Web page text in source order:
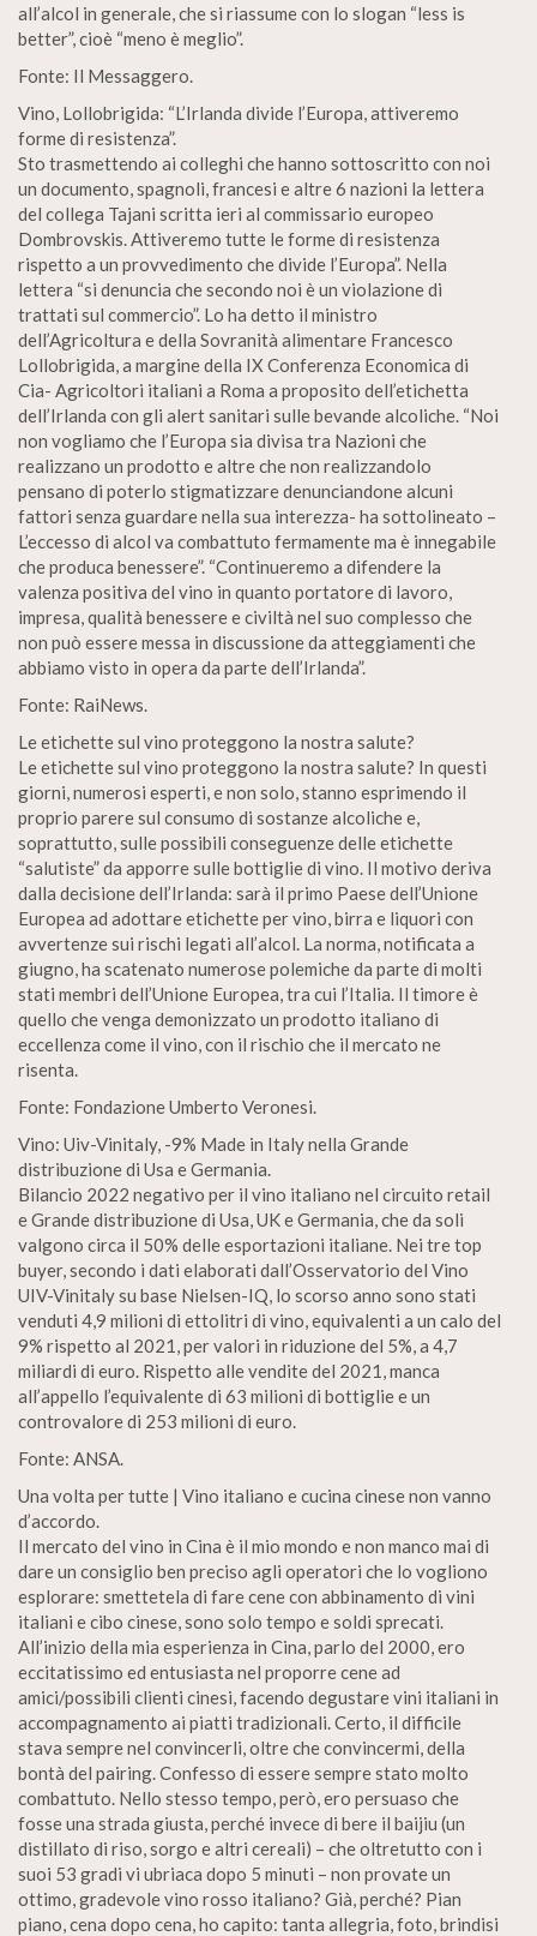
all’alcol in generale, che si riassume con lo slogan “less is
better”, cioè “meno è meglio”.
Fonte: Il Messaggero.
Vino, Lollobrigida: “L’Irlanda divide l’Europa, attiveremo
forme di resistenza”.
Sto trasmettendo ai colleghi che hanno sottoscritto con noi
un documento, spagnoli, francesi e altre 6 nazioni la lettera
del collega Tajani scritta ieri al commissario europeo
Dombrovskis. Attiveremo tutte le forme di resistenza
rispetto a un provvedimento che divide l’Europa”. Nella
lettera “si denuncia che secondo noi è un violazione di
trattati sul commercio”. Lo ha detto il ministro
dell’Agricoltura e della Sovranità alimentare Francesco
Lollobrigida, a margine della IX Conferenza Economica di
Cia- Agricoltori italiani a Roma a proposito dell’etichetta
dell’Irlanda con gli alert sanitari sulle bevande alcoliche. “Noi
non vogliamo che l’Europa sia divisa tra Nazioni che
realizzano un prodotto e altre che non realizzandolo
pensano di poterlo stigmatizzare denunciandone alcuni
fattori senza guardare nella sua interezza- ha sottolineato –
L’eccesso di alcol va combattuto fermamente ma è innegabile
che produca benessere”. “Continueremo a difendere la
valenza positiva del vino in quanto portatore di lavoro,
impresa, qualità benessere e civiltà nel suo complesso che
non può essere messa in discussione da atteggiamenti che
abbiamo visto in opera da parte dell’Irlanda”.
Fonte: RaiNews.
Le etichette sul vino proteggono la nostra salute?
Le etichette sul vino proteggono la nostra salute? In questi
giorni, numerosi esperti, e non solo, stanno esprimendo il
proprio parere sul consumo di sostanze alcoliche e,
soprattutto, sulle possibili conseguenze delle etichette
“salutiste” da apporre sulle bottiglie di vino. Il motivo deriva
dalla decisione dell’Irlanda: sarà il primo Paese dell’Unione
Europea ad adottare etichette per vino, birra e liquori con
avvertenze sui rischi legati all’alcol. La norma, notificata a
giugno, ha scatenato numerose polemiche da parte di molti
stati membri dell’Unione Europea, tra cui l’Italia. Il timore è
quello che venga demonizzato un prodotto italiano di
eccellenza come il vino, con il rischio che il mercato ne
risenta.
Fonte: Fondazione Umberto Veronesi.
Vino: Uiv-Vinitaly, -9% Made in Italy nella Grande
distribuzione di Usa e Germania.
Bilancio 2022 negativo per il vino italiano nel circuito retail
e Grande distribuzione di Usa, UK e Germania, che da soli
valgono circa il 50% delle esportazioni italiane. Nei tre top
buyer, secondo i dati elaborati dall’Osservatorio del Vino
UIV-Vinitaly su base Nielsen-IQ, lo scorso anno sono stati
venduti 4,9 milioni di ettolitri di vino, equivalenti a un calo del
9% rispetto al 2021, per valori in riduzione del 5%, a 4,7
miliardi di euro. Rispetto alle vendite del 2021, manca
all’appello l’equivalente di 63 milioni di bottiglie e un
controvalore di 253 milioni di euro.
Fonte: ANSA.
Una volta per tutte | Vino italiano e cucina cinese non vanno
d’accordo.
Il mercato del vino in Cina è il mio mondo e non manco mai di
dare un consiglio ben preciso agli operatori che lo vogliono
esplorare: smettetela di fare cene con abbinamento di vini
italiani e cibo cinese, sono solo tempo e soldi sprecati.
All’inizio della mia esperienza in Cina, parlo del 2000, ero
eccitatissimo ed entusiasta nel proporre cene ad
amici/possibili clienti cinesi, facendo degustare vini italiani in
accompagnamento ai piatti tradizionali. Certo, il difficile
stava sempre nel convincerli, oltre che convincermi, della
bontà del pairing. Confesso di essere sempre stato molto
combattuto. Nello stesso tempo, però, ero persuaso che
fosse una strada giusta, perché invece di bere il baijiu (un
distillato di riso, sorgo e altri cereali) – che oltretutto con i
suoi 53 gradi vi ubriaca dopo 5 minuti – non provate un
ottimo, gradevole vino rosso italiano? Già, perché? Pian
piano, cena dopo cena, ho capito: tanta allegria, foto, brindisi